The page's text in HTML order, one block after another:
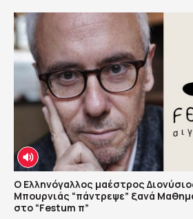
Ο Ελληνόγαλλος μαέστρος
Μπουρνιάς “πάντρεψε” ξανά
στο “Festum π”